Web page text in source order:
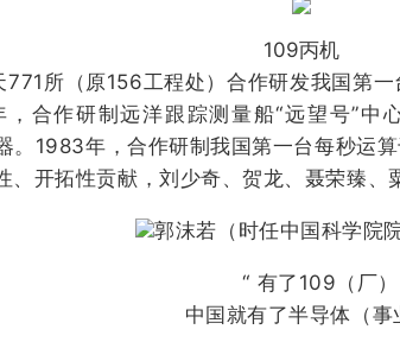
109丙机
所（原156工程处）合作研发我国第一
合作研制远洋跟踪测量船“远望号”
1983年，合作研制我国第一台每秒运
拓性贡献，刘少奇、贺龙、聂荣臻、
郭沫若（时任中国科学院
“ 有了109（厂）
中国就有了半导体（事